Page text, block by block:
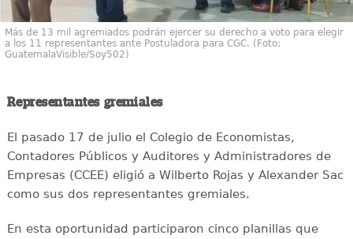
Más de 13 mil agremiados podrán ejercer su derecho a voto para elegir
a los 11 representantes ante Postuladora para CGC. (Foto:
GuatemalaVisible/Soy502)
Representantes gremiales
El pasado 17 de julio el Colegio de Economistas,
Contadores Públicos y Auditores y Administradores de
Empresas (CCEE) eligió a Wilberto Rojas y Alexander Sac
como sus dos representantes gremiales.
En esta oportunidad participaron cinco planillas que